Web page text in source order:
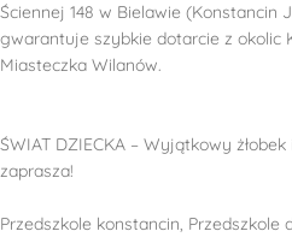
Ściennej 148 w Bielawie (Konstancin
gwarantuje szybkie dotarcie z okolic
Miasteczka Wilanów.
ŚWIAT DZIECKA – Wyjątkowy
zaprasza!
Przedszkole konstancin, Przedszkole